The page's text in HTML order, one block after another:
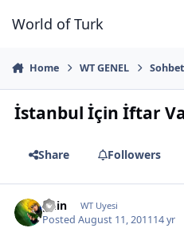
World of Turk
Home WT GENEL Sohbet
İstanbul İçin İftar
Share Followers
guin WT Uyesi
PostedAugust 11, 201114 yr